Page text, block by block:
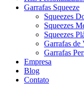
Garrafas Squeeze
Squeezes
Squeezes
Squeezes
Garrafas de
Garrafas
Empresa
Blog
Contato